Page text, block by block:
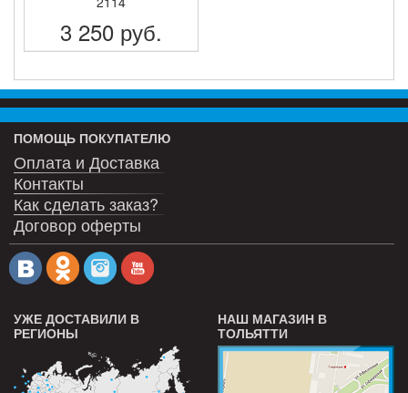
3 250 руб.
ПОДРОБНЕЕ
ПОМОЩЬ ПОКУПАТЕЛЮ
Оплата и Доставка
Контакты
Как сделать заказ?
Договор оферты
УЖЕ ДОСТАВИЛИ В
РЕГИОНЫ
НАШ МАГАЗИН В
ТОЛЬЯТТИ